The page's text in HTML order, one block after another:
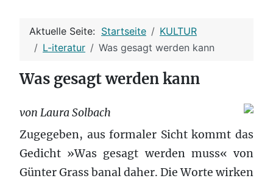
Aktuelle Seite: Startseite
KULTUR
L-iteratur
Was gesagt werden kann
Was gesagt werden kann
von Laura Solbach
Zugegeben, aus formaler Sicht kommt das
Gedicht »Was gesagt werden muss« von
Günter Grass banal daher. Die Worte wirken